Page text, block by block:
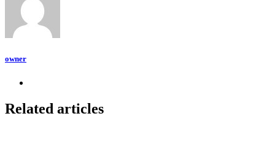
owner
Related articles